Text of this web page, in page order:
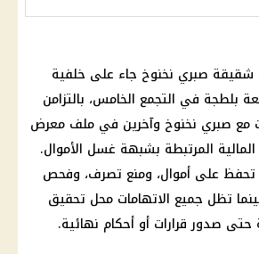
شقيقة صبري نخنوخ جاء على خلفية
بلطجة في التجمع الخامس، بالتزامن
مع صبري نخنوخ وآخرين في ملف معرض
المرتبطة بشبهة غسل الأموال.
تحفظ على أموال، ومنع تصرف، وفحص
تظل جميع الاتهامات محل تحقيق
حتى صدور قرارات أو أحكام نهائية.